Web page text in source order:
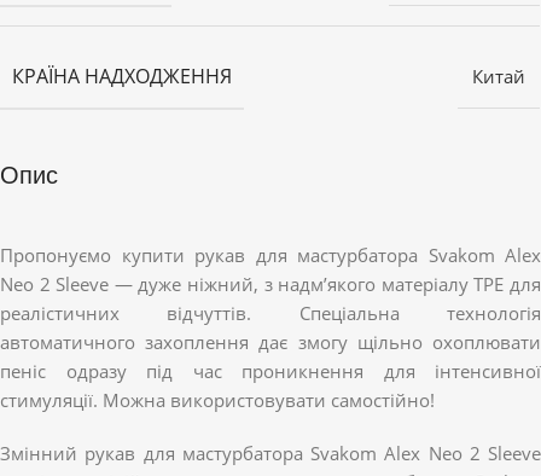
КРАЇНА НАДХОДЖЕННЯ Китай
Опис
Пропонуємо купити рукав для мастурбатора Svakom Alex
Neo 2 Sleeve — дуже ніжний, з надм’якого матеріалу TPE для
реалістичних відчуттів. Спеціальна технологія
автоматичного захоплення дає змогу щільно охоплювати
пеніс одразу під час проникнення для інтенсивної
стимуляції. Можна використовувати самостійно!
Змінний рукав для мастурбатора Svakom Alex Neo 2 Sleeve